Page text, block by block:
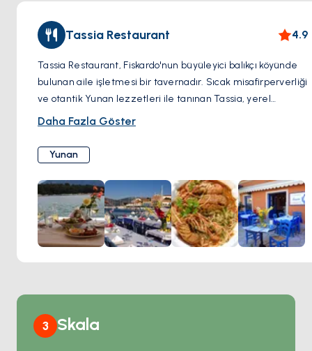
Tassia Restaurant 4.9
Tassia Restaurant, Fiskardo'nun büyüleyici balıkçı köyünde
bulunan aile işletmesi bir tavernadır. Sıcak misafirperverliği
ve otantik Yunan lezzetleri ile tanınan Tassia, yerel
kaynaklı malzemelerle hazırlanan geleneksel yemeklerin
etler ve ev yapımı meze çeşitleri gibi. Misafirler,
yemeklerini limanı izleyen terasta veya şirin yemek
odasında al fresco tarzında yiyebilirler.
Daha Fazla Göster
Yunan
3 Skala